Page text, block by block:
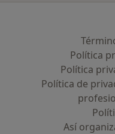
Política
Política
Política de
Así